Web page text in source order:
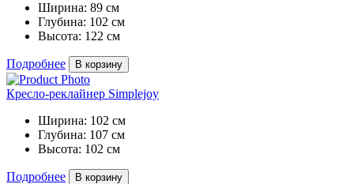
Ширина: 89 см
Глубина: 102 см
Высота: 122 см
Подробнее В корзину
Кресло-реклайнер Simplejoy
Ширина: 102 см
Глубина: 107 см
Высота: 102 см
Подробнее В корзину